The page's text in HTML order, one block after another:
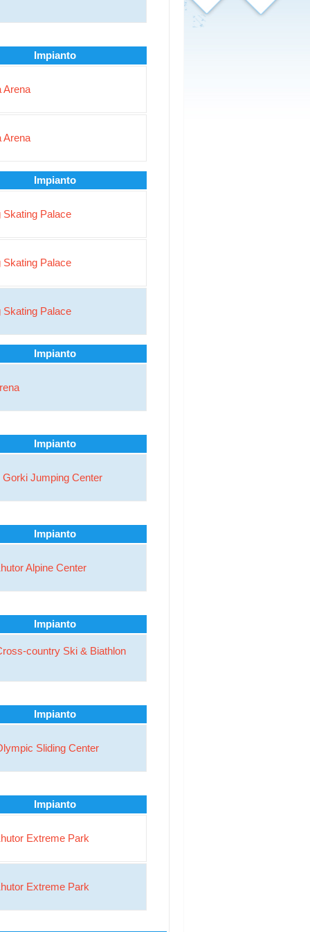
Impianto
Arena
Arena
Impianto
Skating Palace
Skating Palace
Skating Palace
Impianto
Impianto
Gorki Jumping Center
Impianto
Alpine Center
Impianto
country Ski & Biathlon
Impianto
Sliding Center
Impianto
Extreme Park
Extreme Park